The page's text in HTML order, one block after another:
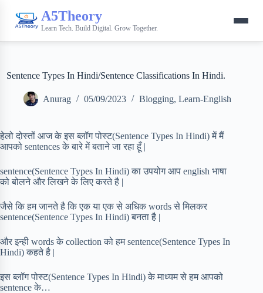
A5Theory
Learn Tech. Build Digital. Grow Together.
Sentence Types In Hindi/Sentence Classifications In Hindi.
Anurag 05/09/2023 Blogging, Learn-English
हेलो दोस्तों आज के इस ब्लॉग पोस्ट(Sentence Types In Hindi) में मैं
आपको sentences के बारे में बताने जा रहा हूँ |
sentence(Sentence Types In Hindi) का उपयोग आप english भाषा
को बोलने और लिखने के लिए करते है |
जैसे कि हम जानते है कि एक या एक से अधिक words से मिलकर
sentence(Sentence Types In Hindi) बनता है |
और इन्ही words के collection को हम sentence(Sentence Types In
Hindi) कहते है |
इस ब्लॉग पोस्ट(Sentence Types In Hindi) के माध्यम से हम आपको
sentence के…